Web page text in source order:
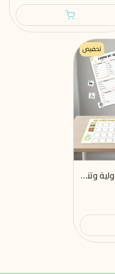
تخفيض
✅ أنشطة تعلم المسؤولية وتنمية المهارات الحياتية – ملف PDF قابل للطباعة